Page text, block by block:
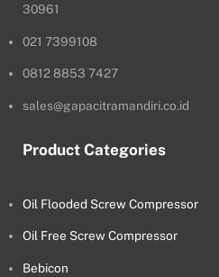
30961
021 7399108
0812 8853 7427
sales@gapacitramandiri.co.id
Product Categories
Oil Flooded Screw Compressor
Oil Free Screw Compressor
Bebicon